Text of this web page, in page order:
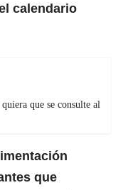
calendario
que se consulte al
que